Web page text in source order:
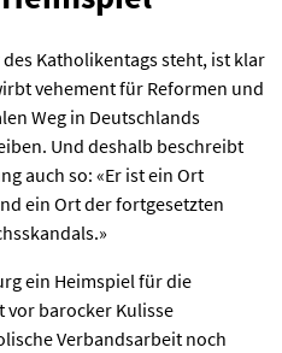
Katholikentags steht, ist klar
vehement für Reformen und
Weg in Deutschlands
Und deshalb beschreibt
auch so: «Er ist ein Ort
ein Ort der fortgesetzten
ein Heimspiel für die
vor barocker Kulisse
Verbandsarbeit noch